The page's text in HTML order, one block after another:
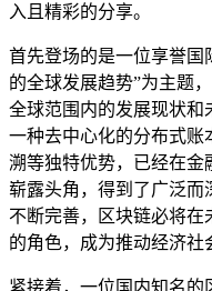
入且精彩的分享。
首先登场的是一位享誉国
的全球发展趋势”为主题
全球范围内的发展现状和
一种去中心化的分布式账
溯等独特优势，已经在
崭露头角，得到了广泛而
不断完善，区块链必将
的角色，成为推动经济社
紧接着，一位国内知名